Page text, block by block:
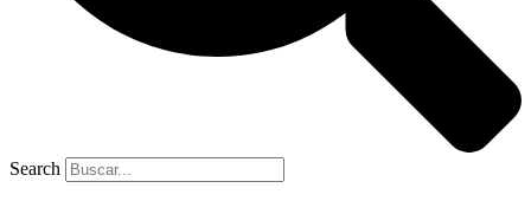
Search